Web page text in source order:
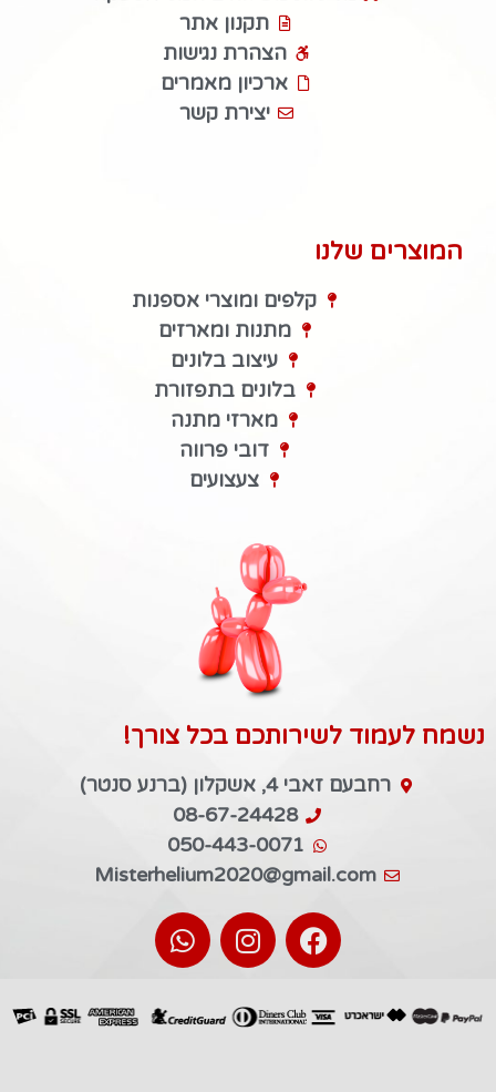
תקנון אתר
הצהרת נגישות
ארכיון מאמרים
יצירת קשר
המוצרים שלנו
קלפים ומוצרי אספנות
מתנות ומארזים
עיצוב בלונים
בלונים בתפזורת
מארזי מתנה
דובי פרווה
צעצועים
נשמח לעמוד לשירותכם בכל צורך!
רחבעם זאבי 4, אשקלון (ברנע סנטר)
08-67-24428
050-443-0071
Misterhelium2020@gmail.com